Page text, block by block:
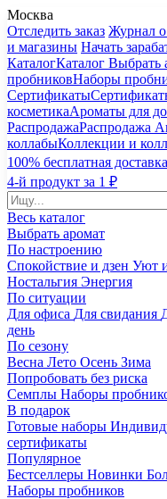
Москва
Отследить заказ Журнал
и магазины Начать
КаталогКаталог Выбрать
пробниковНаборы
Сертификаты
косметикаАроматы для
РаспродажаРаспродажа
коллабыКоллекции и
100% бесплатная
4-й продукт за 1 ₽
Весь каталог
Выбрать аромат
По настроению
Спокойствие и дзен Уют
Ностальгия Энергия
По ситуации
Для офиса Для свидания
день
По сезону
Весна Лето Осень Зима
Попробовать без риска
Семплы Наборы
В подарок
Готовые наборы
сертификаты
Популярное
Бестселлеры Новинки
Наборы пробников